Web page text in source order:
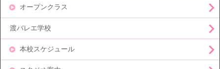
オープンクラス
渡バレエ学校
本校スケジュール